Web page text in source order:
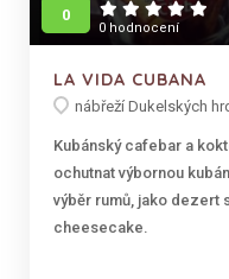
0
0 hodnocení
LA VIDA CUBANA
nábřeží Dukelských
Kubánský cafebar a
ochutnat výbornou
výběr rumů, jako dezert
cheesecake.